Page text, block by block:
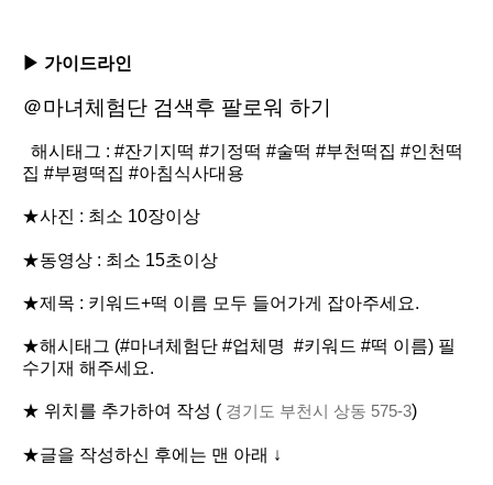
▶ 가이드라인
＠마녀체험단 검색후 팔로워 하기
해시태그 : #잔기지떡 #기정떡 #술떡 #부천떡집 #인천떡
집 #부평떡집 #아침식사대용
★사진 : 최소 10장이상
★동영상 : 최소 15초이상
★제목 : 키워드+떡 이름 모두 들어가게 잡아주세요.
★해시태그 (#마녀체험단 #업체명 #키워드 #떡 이름) 필
수기재 해주세요.
★ 위치를 추가하여 작성 ( 경기도 부천시 상동 575-3)
★글을 작성하신 후에는 맨 아래 ↓